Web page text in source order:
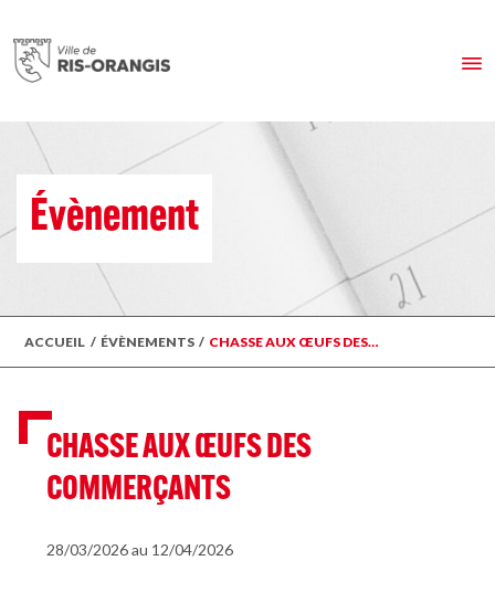
Évènement
ACCUEIL / ÉVÈNEMENTS / CHASSE AUX ŒUFS DES…
CHASSE AUX ŒUFS DES
COMMERÇANTS
28/03/2026 au 12/04/2026